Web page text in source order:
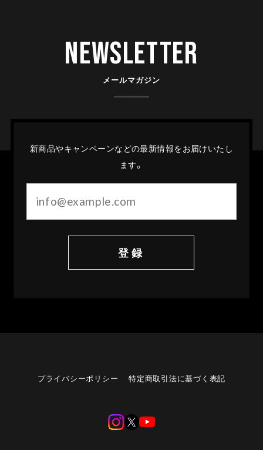
Newsletter
メールマガジン
新商品やキャンペーンなどの最新情報をお届けいたし
ます。
登録
プライバシーポリシー 特定商取引法に基づく表記